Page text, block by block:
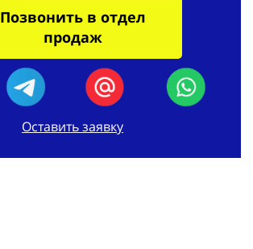
Позвонить в отдел
продаж
Оставить заявку